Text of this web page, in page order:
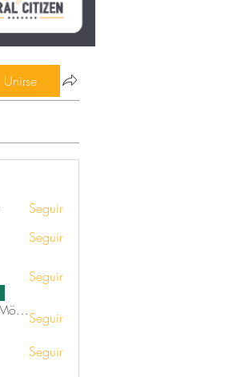
Unirse
Seguir
Seguir
Seguir
Carlos Burgos (Sr. Mörez)Seguir
Seguir